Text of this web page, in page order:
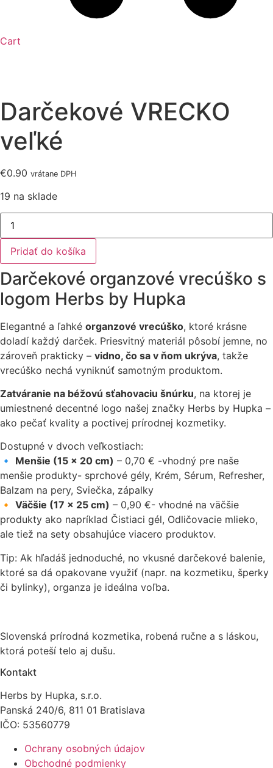
Cart
Darčekové VRECKO
veľké
€0.90 vrátane DPH
19 na sklade
množstvo
Darčekové
VRECKO
veľkéPridať do košíka
Darčekové organzové vrecúško s
logom Herbs by Hupka
Elegantné a ľahké organzové vrecúško, ktoré krásne
doladí každý darček. Priesvitný materiál pôsobí jemne, no
zároveň prakticky – vidno, čo sa v ňom ukrýva, takže
vrecúško nechá vyniknúť samotným produktom.
Zatváranie na béžovú sťahovaciu šnúrku, na ktorej je
umiestnené decentné logo našej značky Herbs by Hupka –
ako pečať kvality a poctivej prírodnej kozmetiky.
Dostupné v dvoch veľkostiach:
🔹 Menšie (15 × 20 cm) – 0,70 € -vhodný pre naše
menšie produkty- sprchové gély, Krém, Sérum, Refresher,
Balzam na pery, Sviečka, zápalky
🔸 Väčšie (17 × 25 cm) – 0,90 €- vhodné na väčšie
produkty ako napríklad Čistiaci gél, Odličovacie mlieko,
ale tiež na sety obsahujúce viacero produktov.
Tip: Ak hľadáš jednoduché, no vkusné darčekové balenie,
ktoré sa dá opakovane využiť (napr. na kozmetiku, šperky
či bylinky), organza je ideálna voľba.
Slovenská prírodná kozmetika, robená ručne a s láskou,
ktorá poteší telo aj dušu.
Kontakt
Herbs by Hupka, s.r.o.
Panská 240/6, 811 01 Bratislava
IČO: 53560779
Ochrany osobných údajov
Obchodné podmienky